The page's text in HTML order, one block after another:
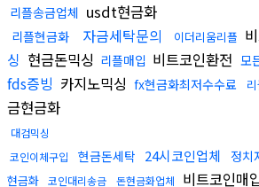
리플송금업체 usdt현금화
리플현금화 자금세탁문의 이더리움리플
싱 현금돈믹싱 리플매입 비트코인환전 모
fds증빙 카지노믹싱 fx현금화최저수수료
금현금화
대검믹싱
코인이체구입
현금돈세탁 24시코인업체 정치
현금화 코인대리송금 돈현금화업체 비트코인매